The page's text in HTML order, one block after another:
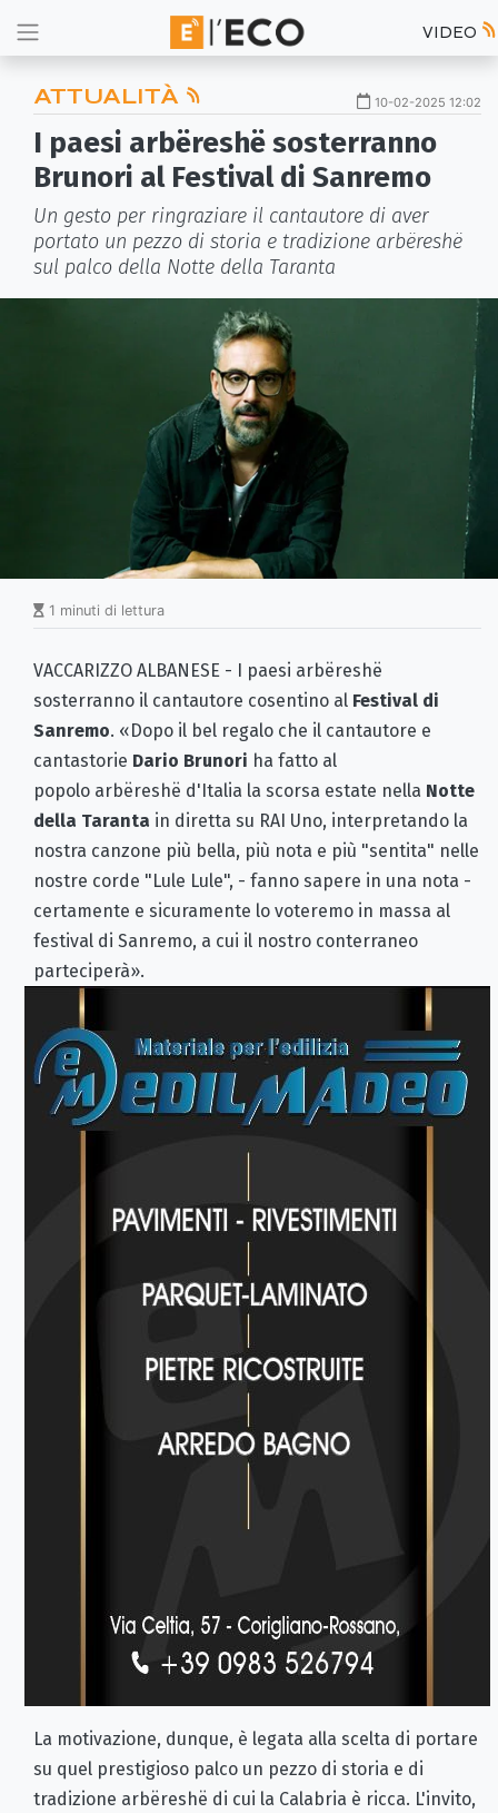
VIDEO
ATTUALITÀ 10-02-2025 12:02
I paesi arbëreshë sosterranno
Brunori al Festival di Sanremo
Un gesto per ringraziare il cantautore di aver
portato un pezzo di storia e tradizione arbëreshë
sul palco della Notte della Taranta
1 minuti di lettura
VACCARIZZO ALBANESE - I paesi arbëreshë
sosterranno il cantautore cosentino al Festival di
Sanremo. «Dopo il bel regalo che il cantautore e
cantastorie Dario Brunori ha fatto al
popolo arbëreshë d'Italia la scorsa estate nella Notte
della Taranta in diretta su RAI Uno, interpretando la
nostra canzone più bella, più nota e più "sentita" nelle
nostre corde "Lule Lule", - fanno sapere in una nota -
certamente e sicuramente lo voteremo in massa al
festival di Sanremo, a cui il nostro conterraneo
parteciperà».
La motivazione, dunque, è legata alla scelta di portare
su quel prestigioso palco un pezzo di storia e di
tradizione arbëreshë di cui la Calabria è ricca. L'invito,